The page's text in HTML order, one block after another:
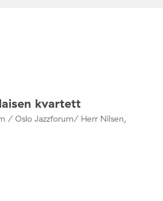
kvartett
/ Oslo Jazzforum/ Herr Nilsen,